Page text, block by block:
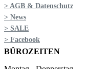
> AGB & Datenschutz
> News
> SALE
> Facebook
BÜROZEITEN